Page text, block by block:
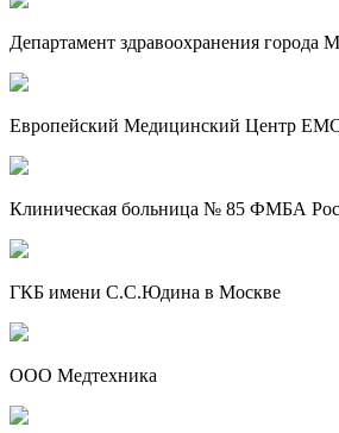
Департамент здравоохранения города
Европейский Медицинский Центр
Клиническая больница № 85 ФМБА
ГКБ имени С.С.Юдина в Москве
ООО Медтехника